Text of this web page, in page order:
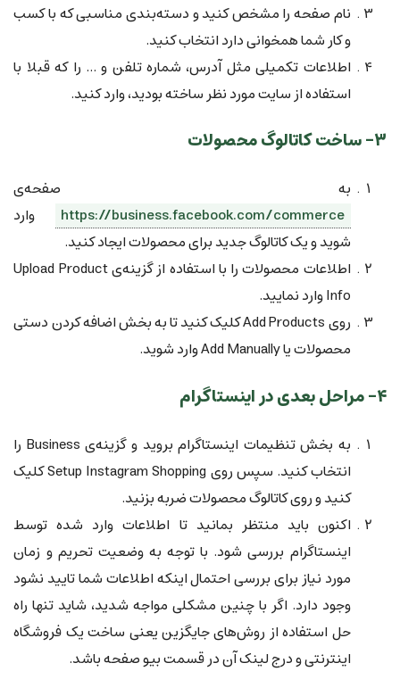
نام صفحه را مشخص کنید و دسته‌بندی مناسبی که با کسب
و کار شما همخوانی دارد انتخاب کنید.
اطلاعات تکمیلی مثل آدرس، شماره تلفن و ... را که قبلا با
استفاده از سایت مورد نظر ساخته بودید، وارد کنید.
۳- ساخت کاتالوگ محصولات
به صفحه‌ی
https://business.facebook.com/commerce
وارد
شوید و یک کاتالوگ جدید برای محصولات ایجاد کنید.
اطلاعات محصولات را با استفاده از گزینه‌ی Upload Product
Info وارد نمایید.
روی Add Products کلیک کنید تا به بخش اضافه کردن دستی
محصولات یا Add Manually وارد شوید.
۴- مراحل بعدی در اینستاگرام
به بخش تنظیمات اینستاگرام بروید و گزینه‌ی Business را
انتخاب کنید. سپس روی Setup Instagram Shopping کلیک
کنید و روی کاتالوگ محصولات ضربه بزنید.
اکنون باید منتظر بمانید تا اطلاعات وارد شده توسط
اینستاگرام بررسی شود. با توجه به وضعیت تحریم و زمان
مورد نیاز برای بررسی احتمال اینکه اطلاعات شما تایید نشود
وجود دارد. اگر با چنین مشکلی مواجه شدید، شاید تنها راه
حل استفاده از روش‌های جایگزین یعنی ساخت یک فروشگاه
اینترنتی و درج لینک آن در قسمت بیو صفحه باشد.